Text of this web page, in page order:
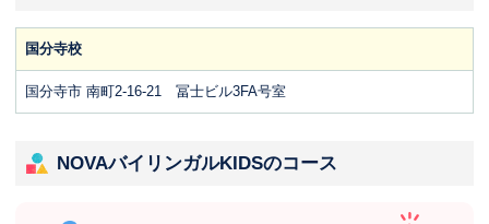
国分寺校
国分寺市 南町2-16-21 冨士ビル3FA号室
NOVAバイリンガルKIDSのコース